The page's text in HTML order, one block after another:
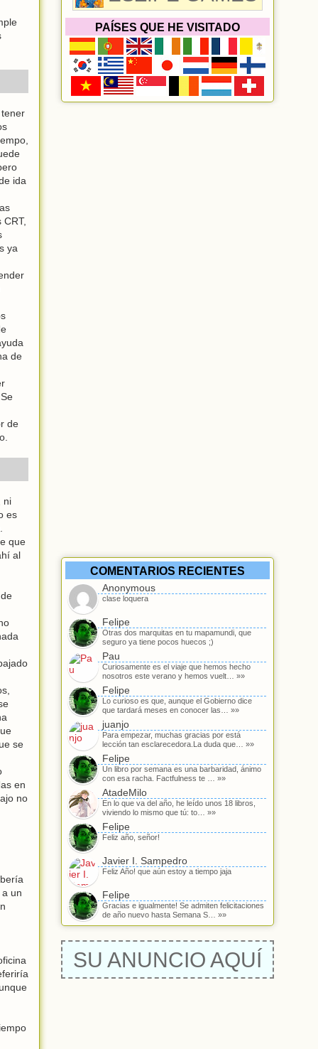
ida
ya
de
de
ni
es
que
al
se
en
no
un
PAÍSES QUE HE VISITADO
COMENTARIOS RECIENTES
Anonymous
clase loquera
Felipe
Otras dos marquitas en tu mapamundi, que
seguro ya tiene pocos huecos ;)
Pau
Curiosamente es el viaje que hemos hecho
nosotros este verano y hemos vuelt… »»
Felipe
Lo curioso es que, aunque el Gobierno dice
que tardará meses en conocer las… »»
juanjo
Para empezar, muchas gracias por está
lección tan esclarecedora.La duda que… »»
Felipe
Un libro por semana es una barbaridad, ánimo
con esa racha. Factfulness te … »»
AtadeMilo
En lo que va del año, he leído unos 18 libros,
viviendo lo mismo que tú: to… »»
Felipe
Feliz año, señor!
Javier I. Sampedro
Feliz Año! que aún estoy a tiempo jaja
Felipe
Gracias e igualmente! Se admiten felicitaciones
de año nuevo hasta Semana S… »»
SU ANUNCIO AQUÍ